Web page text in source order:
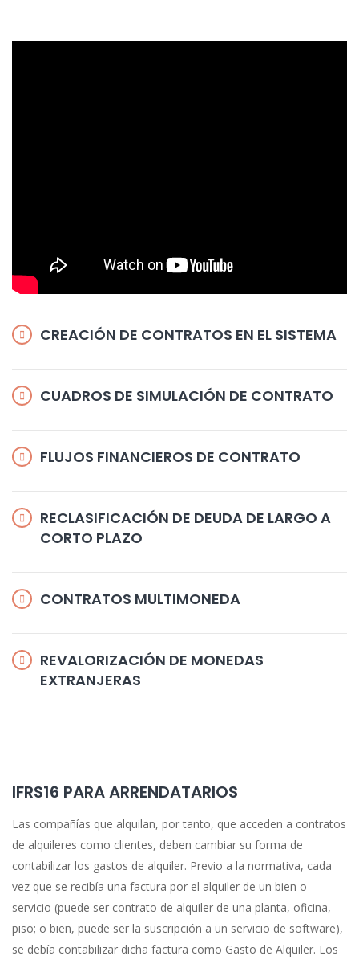
CREACIÓN DE CONTRATOS EN EL SISTEMA
CUADROS DE SIMULACIÓN DE CONTRATO
FLUJOS FINANCIEROS DE CONTRATO
RECLASIFICACIÓN DE DEUDA DE LARGO A
CORTO PLAZO
CONTRATOS MULTIMONEDA
REVALORIZACIÓN DE MONEDAS
EXTRANJERAS
IFRS16 PARA ARRENDATARIOS
Las compañías que alquilan, por tanto, que acceden a contratos
de alquileres como clientes, deben cambiar su forma de
contabilizar los gastos de alquiler. Previo a la normativa, cada
vez que se recibía una factura por el alquiler de un bien o
servicio (puede ser contrato de alquiler de una planta, oficina,
piso; o bien, puede ser la suscripción a un servicio de software),
se debía contabilizar dicha factura como Gasto de Alquiler. Los